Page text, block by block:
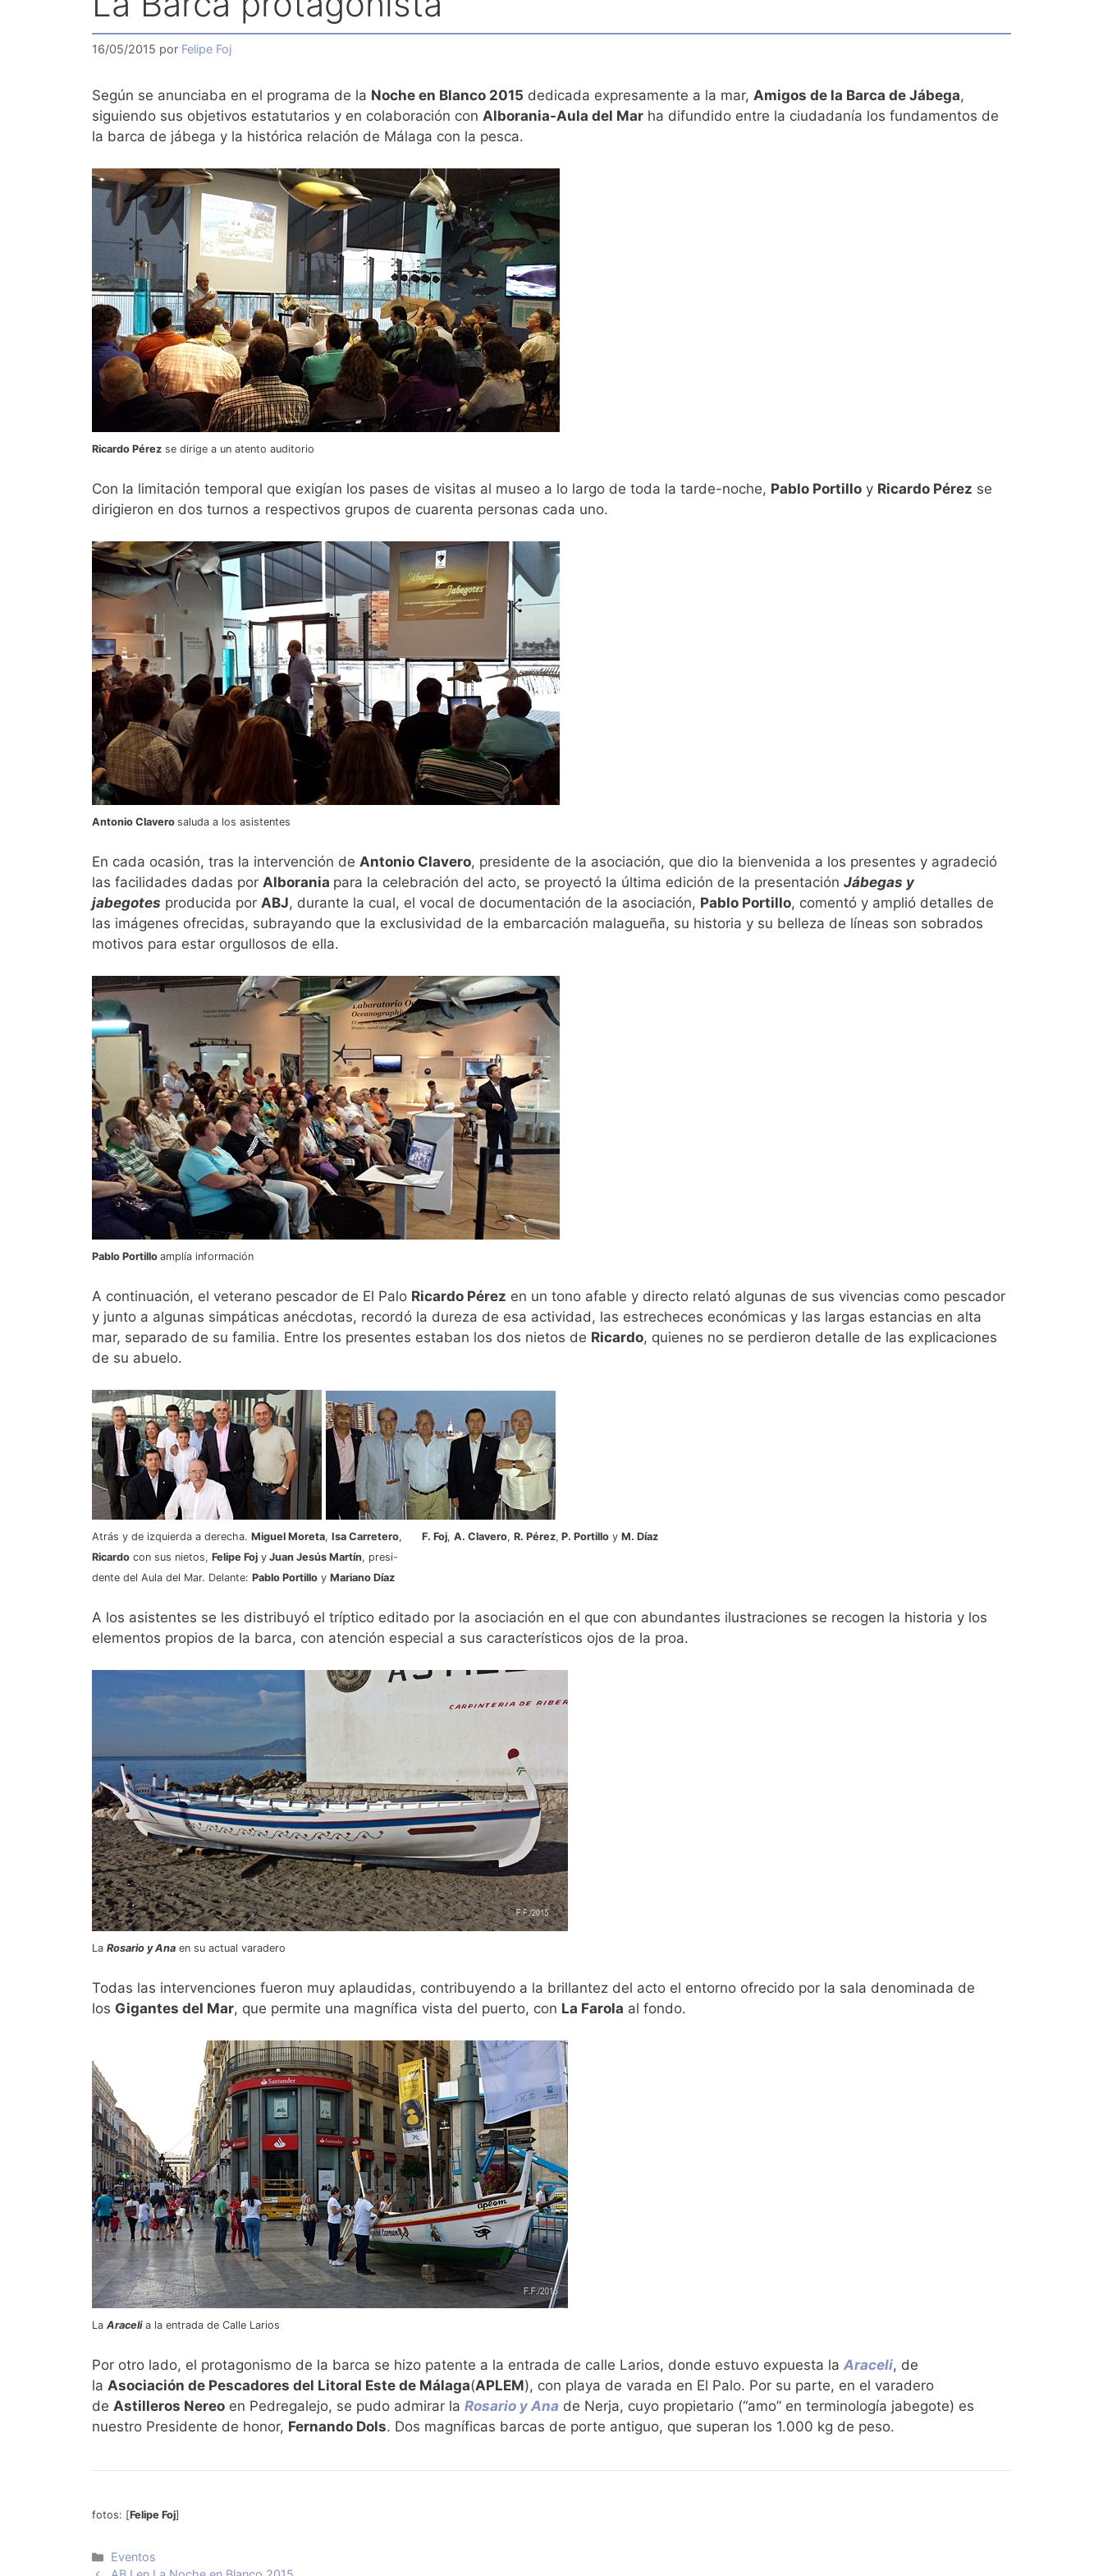
16/05/2015 por Felipe Foj
Según se anunciaba en el programa de la Noche en Blanco 2015 dedicada expresamente a la mar, Amigos de la Barca de Jábega,
siguiendo sus objetivos estatutarios y en colaboración con Alborania-Aula del Mar ha difundido entre la ciudadanía los fundamentos de
la barca de jábega y la histórica relación de Málaga con la pesca.
Ricardo Pérez se dirige a un atento auditorio
Con la limitación temporal que exigían los pases de visitas al museo a lo largo de toda la tarde-noche, Pablo Portillo y Ricardo Pérez se
dirigieron en dos turnos a respectivos grupos de cuarenta personas cada uno.
Antonio Clavero saluda a los asistentes
En cada ocasión, tras la intervención de Antonio Clavero, presidente de la asociación, que dio la bienvenida a los presentes y agradeció
las facilidades dadas por Alborania para la celebración del acto, se proyectó la última edición de la presentación Jábegas y
jabegotes producida por ABJ, durante la cual, el vocal de documentación de la asociación, Pablo Portillo, comentó y amplió detalles de
las imágenes ofrecidas, subrayando que la exclusividad de la embarcación malagueña, su historia y su belleza de líneas son sobrados
motivos para estar orgullosos de ella.
Pablo Portillo amplía información
A continuación, el veterano pescador de El Palo Ricardo Pérez en un tono afable y directo relató algunas de sus vivencias como pescador
y junto a algunas simpáticas anécdotas, recordó la dureza de esa actividad, las estrecheces económicas y las largas estancias en alta
mar, separado de su familia. Entre los presentes estaban los dos nietos de Ricardo, quienes no se perdieron detalle de las explicaciones
de su abuelo.
Atrás y de izquierda a derecha. Miguel Moreta, Isa Carretero, F. Foj, A. Clavero, R. Pérez, P. Portillo y M. Díaz
Ricardo con sus nietos, Felipe Foj y Juan Jesús Martín, presi-
dente del Aula del Mar. Delante: Pablo Portillo y Mariano Díaz
A los asistentes se les distribuyó el tríptico editado por la asociación en el que con abundantes ilustraciones se recogen la historia y los
elementos propios de la barca, con atención especial a sus característicos ojos de la proa.
La Rosario y Ana en su actual varadero
Todas las intervenciones fueron muy aplaudidas, contribuyendo a la brillantez del acto el entorno ofrecido por la sala denominada de
los Gigantes del Mar, que permite una magnífica vista del puerto, con La Farola al fondo.
La Aracelia la entrada de Calle Larios
Por otro lado, el protagonismo de la barca se hizo patente a la entrada de calle Larios, donde estuvo expuesta la Araceli, de
la Asociación de Pescadores del Litoral Este de Málaga(APLEM), con playa de varada en El Palo. Por su parte, en el varadero
de Astilleros Nereo en Pedregalejo, se pudo admirar la Rosario y Ana de Nerja, cuyo propietario (“amo” en terminología jabegote) es
nuestro Presidente de honor, Fernando Dols. Dos magníficas barcas de porte antiguo, que superan los 1.000 kg de peso.
fotos: [Felipe Foj]
Categorías
Eventos